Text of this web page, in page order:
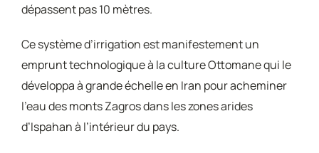
dépassent pas 10 mètres.
Ce système d’irrigation est manifestement un
emprunt technologique à la culture Ottomane qui le
développa à grande échelle en Iran pour acheminer
l’eau des monts Zagros dans les zones arides
d’Ispahan à l’intérieur du pays.